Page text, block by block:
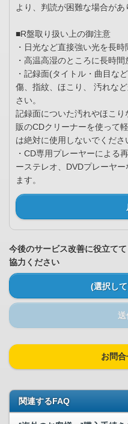
より、判読が困難な場合があ
■R盤取り扱い上の御注意
・日光など直接強い光を長時
・高温高湿のところに長時間
・記録面(タイトル・曲目な
傷、指紋、ほこり、 汚れな
さい。
記録面についた汚れやほこ
販のCDクリーナーを使って
は絶対に使用しないでくださ
・CD専用プレーヤーによる
ーステレオ、DVDプレーヤ
ます。
今後のサービス改善に役立て
協力ください
(選択し
送
お問
関連するFAQ